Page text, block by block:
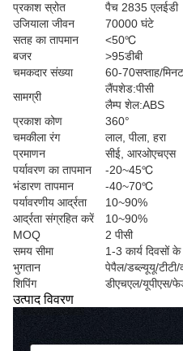
प्रकाश स्रोत
पैच 2835 एलईडी
उजियाला जीवन
70000 घंटे
सतह का तापमान
<50℃
बजर
>95डीबी
चमकदार संख्या
60-70सप्ताह/मिनट
सामग्री
लैंपशेड:पीसी
लैम्प शेल:ABS
प्रकाश कोण
360°
चमकीला रंग
लाल, पीला, हरा
प्रमाणन
सीई, आरओएचएस
पर्यावरण का तापमान
-20~45℃
भंडारण तापमान
-40~70℃
पर्यावरणीय आर्द्रता
10~90%
आर्द्रता संग्रहित करें
10~90%
MOQ
2 पीसी
समय सीमा
1-3 कार्य दिवसों के
भुगतान
पेपैल/डब्ल्यूयू/टीटी/
शिपिंग
डीएचएल/यूपीएस/
उत्पाद विवरण